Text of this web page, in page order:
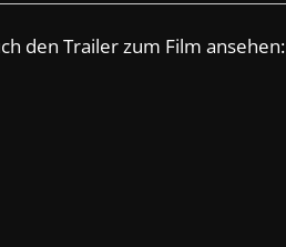
den Trailer zum Film ansehen: